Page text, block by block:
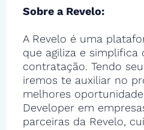
Sobre a Revelo:
A Revelo é uma
que agiliza e simplifica
contratação. Tendo
iremos te auxiliar no
melhores
Developer em
parceiras da Revelo,